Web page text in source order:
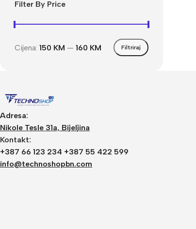
Filter By Price
Filtriraj
Cijena: 150 KM — 160 KM
Adresa:
Nikole Tesle 31a, Bijeljina
Kontakt:
+387 66 123 234 +387 55 422 599
info@technoshopbn.com